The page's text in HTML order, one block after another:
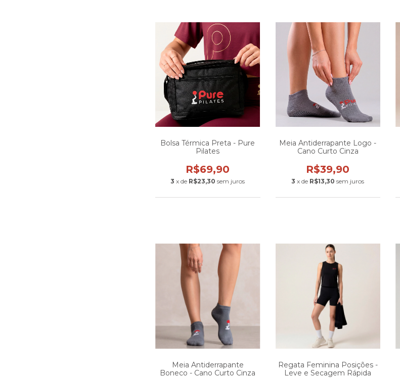
Bolsa Térmica Preta - Pure
Pilates
R$69,90
3 x de R$23,30 sem juros
Meia Antiderrapante Logo -
Cano Curto Cinza
R$39,90
3 x de R$13,30 sem juros
Meia Antiderrapante
Boneco - Cano Curto Cinza
Regata Feminina Posições -
Leve e Secagem Rápida